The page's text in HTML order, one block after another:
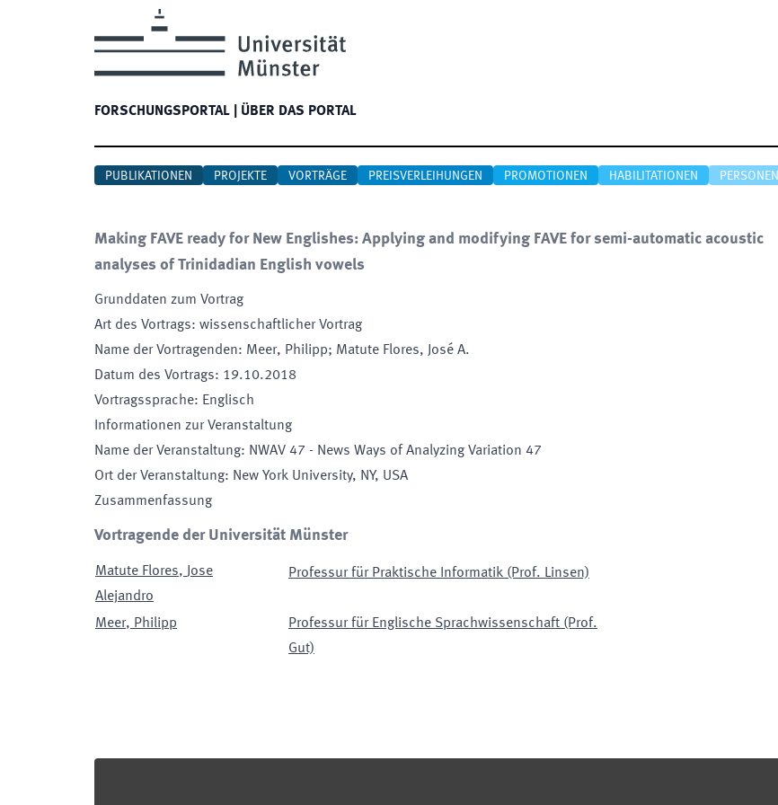
FORSCHUNGSPORTAL ÜBER DAS PORTAL
PUBLIKATIONEN PROJEKTE VORTRÄGE PREISVERLEIHUNGEN PROMOTIONEN HABILITATIONEN PERSONEN
Making FAVE ready for New Englishes: Applying and modifying FAVE for semi-automatic acoustic
analyses of Trinidadian English vowels
Grunddaten zum Vortrag
Art des Vortrags: wissenschaftlicher Vortrag
Name der Vortragenden: Meer, Philipp; Matute Flores, José A.
Datum des Vortrags: 19.10.2018
Vortragssprache: Englisch
Informationen zur Veranstaltung
Name der Veranstaltung: NWAV 47 - News Ways of Analyzing Variation 47
Ort der Veranstaltung: New York University, NY, USA
Zusammenfassung
Vortragende der Universität Münster
Matute Flores,
Jose
Alejandro
Professur für Praktische Informatik (Prof. Linsen)
Meer, Philipp
Professur für Englische Sprachwissenschaft (Prof.
Gut)